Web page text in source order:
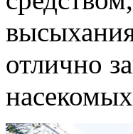
отлично